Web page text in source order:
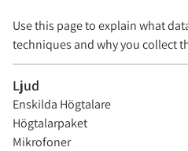
Konferenssystem
Tillbehör
Kablar
Stativ
Ljusstyrning
Laser
Ljuseffekter
Moving Heads
Trummor
Use this page to explain what
techniques and why you collect
Ljud
Enskilda Högtalare
Högtalarpaket
Mikrofoner